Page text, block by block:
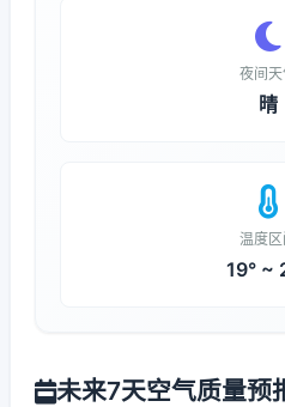
夜间
晴
温度区
19° ~
未来7天空气质量预